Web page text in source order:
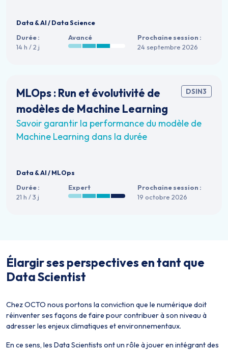
Data & AI/Data Science
Durée :
14 h / 2 j
Avancé
Prochaine session :
24 septembre 2026
DSIN3
MLOps : Run et évolutivité de
modèles de Machine Learning
Savoir garantir la performance du modèle de
Machine Learning dans la durée
Data & AI/MLOps
Durée :
21 h / 3 j
Expert
Prochaine session :
19 octobre 2026
Élargir ses perspectives en tant que
Data Scientist
Chez OCTO nous portons la conviction que le numérique doit
réinventer ses façons de faire pour contribuer à son niveau à
adresser les enjeux climatiques et environnementaux.
En ce sens, les Data Scientists ont un rôle à jouer en intégrant des